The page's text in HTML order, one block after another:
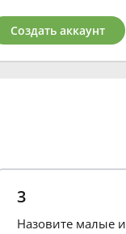
Создать аккаунт
3
Назовите малые и